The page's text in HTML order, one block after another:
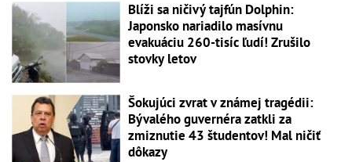
Blíži sa ničivý tajfún Dolphin:
Japonsko nariadilo masívnu
evakuáciu 260-tisíc ľudí! Zrušilo
stovky letov
Šokujúci zvrat v známej tragédii:
Bývalého guvernéra zatkli za
zmiznutie 43 študentov! Mal ničiť
dôkazy